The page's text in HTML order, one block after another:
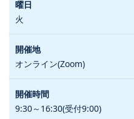
火
オンライン(Zoom)
9:30～16:30(受付9:00)